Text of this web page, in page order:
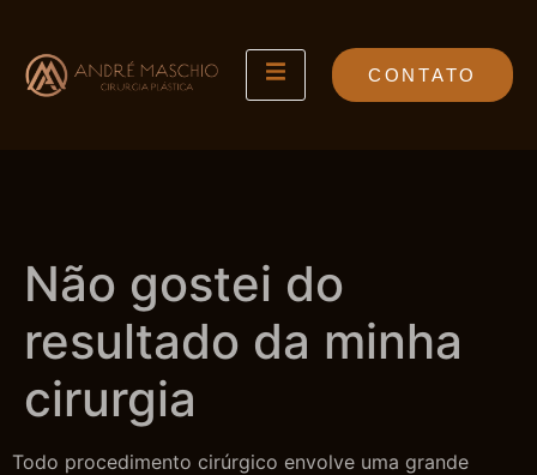
CONTATO
Não gostei do
resultado da minha
cirurgia
Todo procedimento cirúrgico envolve uma grande